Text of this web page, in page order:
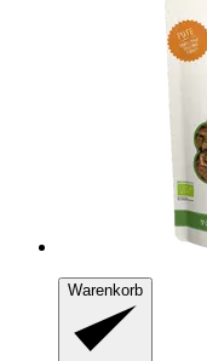
Warenkorb